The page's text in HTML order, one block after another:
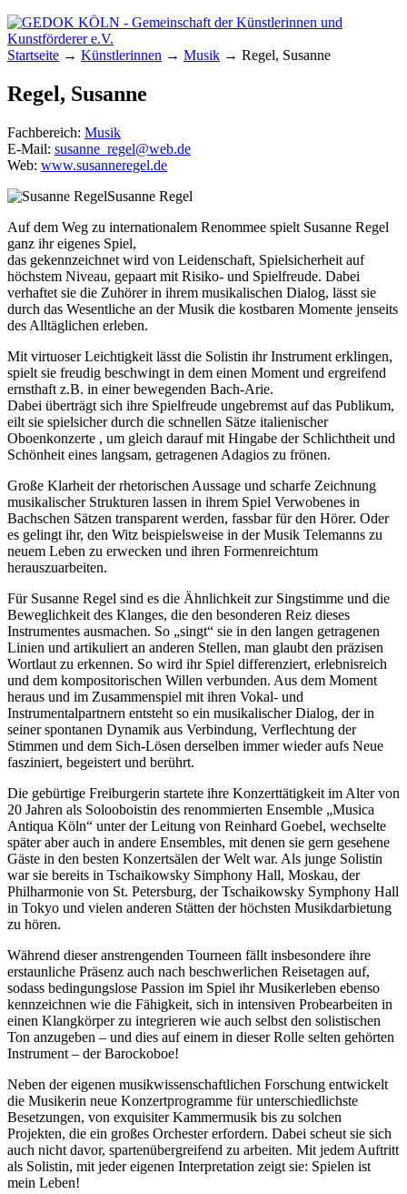
GEDOK KÖLN
Gemeinschaft der Künstlerinnen und
Kunstförderer e.V.
Startseite → Künstlerinnen → Musik → Regel, Susanne
Regel, Susanne
Fachbereich: Musik
E-Mail: susanne_regel@web.de
Web: www.susanneregel.de
Susanne Regel
Auf dem Weg zu internationalem Renommee spielt Susanne Regel
ganz ihr eigenes Spiel,
das gekennzeichnet wird von Leidenschaft, Spielsicherheit auf
höchstem Niveau, gepaart mit Risiko- und Spielfreude. Dabei
verhaftet sie die Zuhörer in ihrem musikalischen Dialog, lässt sie
durch das Wesentliche an der Musik die kostbaren Momente jenseits
des Alltäglichen erleben.
Mit virtuoser Leichtigkeit lässt die Solistin ihr Instrument erklingen,
spielt sie freudig beschwingt in dem einen Moment und ergreifend
ernsthaft z.B. in einer bewegenden Bach-Arie.
Dabei überträgt sich ihre Spielfreude ungebremst auf das Publikum,
eilt sie spielsicher durch die schnellen Sätze italienischer
Oboenkonzerte , um gleich darauf mit Hingabe der Schlichtheit und
Schönheit eines langsam, getragenen Adagios zu frönen.
Große Klarheit der rhetorischen Aussage und scharfe Zeichnung
musikalischer Strukturen lassen in ihrem Spiel Verwobenes in
Bachschen Sätzen transparent werden, fassbar für den Hörer. Oder
es gelingt ihr, den Witz beispielsweise in der Musik Telemanns zu
neuem Leben zu erwecken und ihren Formenreichtum
herauszuarbeiten.
Für Susanne Regel sind es die Ähnlichkeit zur Singstimme und die
Beweglichkeit des Klanges, die den besonderen Reiz dieses
Instrumentes ausmachen. So „singt“ sie in den langen getragenen
Linien und artikuliert an anderen Stellen, man glaubt den präzisen
Wortlaut zu erkennen. So wird ihr Spiel differenziert, erlebnisreich
und dem kompositorischen Willen verbunden. Aus dem Moment
heraus und im Zusammenspiel mit ihren Vokal- und
Instrumentalpartnern entsteht so ein musikalischer Dialog, der in
seiner spontanen Dynamik aus Verbindung, Verflechtung der
Stimmen und dem Sich-Lösen derselben immer wieder aufs Neue
fasziniert, begeistert und berührt.
Die gebürtige Freiburgerin startete ihre Konzerttätigkeit im Alter von
20 Jahren als Solooboistin des renommierten Ensemble „Musica
Antiqua Köln“ unter der Leitung von Reinhard Goebel, wechselte
später aber auch in andere Ensembles, mit denen sie gern gesehene
Gäste in den besten Konzertsälen der Welt war. Als junge Solistin
war sie bereits in Tschaikowsky Simphony Hall, Moskau, der
Philharmonie von St. Petersburg, der Tschaikowsky Symphony Hall
in Tokyo und vielen anderen Stätten der höchsten Musikdarbietung
zu hören.
Während dieser anstrengenden Tourneen fällt insbesondere ihre
erstaunliche Präsenz auch nach beschwerlichen Reisetagen auf,
sodass bedingungslose Passion im Spiel ihr Musikerleben ebenso
kennzeichnen wie die Fähigkeit, sich in intensiven Probearbeiten in
einen Klangkörper zu integrieren wie auch selbst den solistischen
Ton anzugeben – und dies auf einem in dieser Rolle selten gehörten
Instrument – der Barockoboe!
Neben der eigenen musikwissenschaftlichen Forschung entwickelt
die Musikerin neue Konzertprogramme für unterschiedlichste
Besetzungen, von exquisiter Kammermusik bis zu solchen
Projekten, die ein großes Orchester erfordern. Dabei scheut sie sich
auch nicht davor, spartenübergreifend zu arbeiten. Mit jedem Auftritt
als Solistin, mit jeder eigenen Interpretation zeigt sie: Spielen ist
mein Leben!